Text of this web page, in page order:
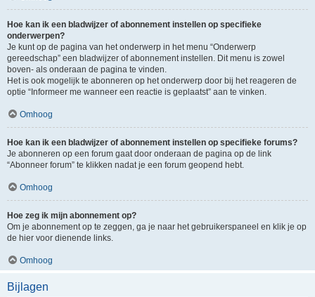
Hoe kan ik een bladwijzer of abonnement instellen op specifieke
onderwerpen?
Je kunt op de pagina van het onderwerp in het menu “Onderwerp
gereedschap” een bladwijzer of abonnement instellen. Dit menu is zowel
boven- als onderaan de pagina te vinden.
Het is ook mogelijk te abonneren op het onderwerp door bij het reageren de
optie “Informeer me wanneer een reactie is geplaatst” aan te vinken.
Omhoog
Hoe kan ik een bladwijzer of abonnement instellen op specifieke forums?
Je abonneren op een forum gaat door onderaan de pagina op de link
“Abonneer forum” te klikken nadat je een forum geopend hebt.
Omhoog
Hoe zeg ik mijn abonnement op?
Om je abonnement op te zeggen, ga je naar het gebruikerspaneel en klik je op
de hier voor dienende links.
Omhoog
Bijlagen